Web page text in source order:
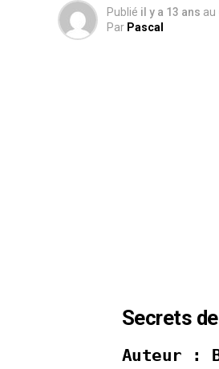
Publié il y a 13 ans au
Par Pascal
Secrets
Auteur :